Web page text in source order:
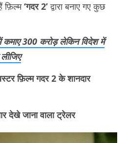
फ़िल्म‘गदर 2’द्वारा बनाए गए कुछ
कमाए 300 करोड़ लेकिन विदेश में
फ़िल्म गदर 2 के शानदार
देखे जाना वाला ट्रेलर